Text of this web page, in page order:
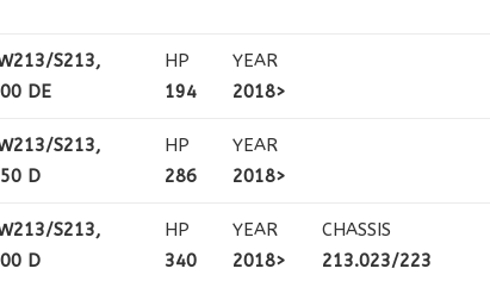
S213,
DE
HP
194
YEAR
2018>
S213,
D
HP
286
YEAR
2018>
S213,
D
HP
340
YEAR
2018>
CHASSIS
213.023/223